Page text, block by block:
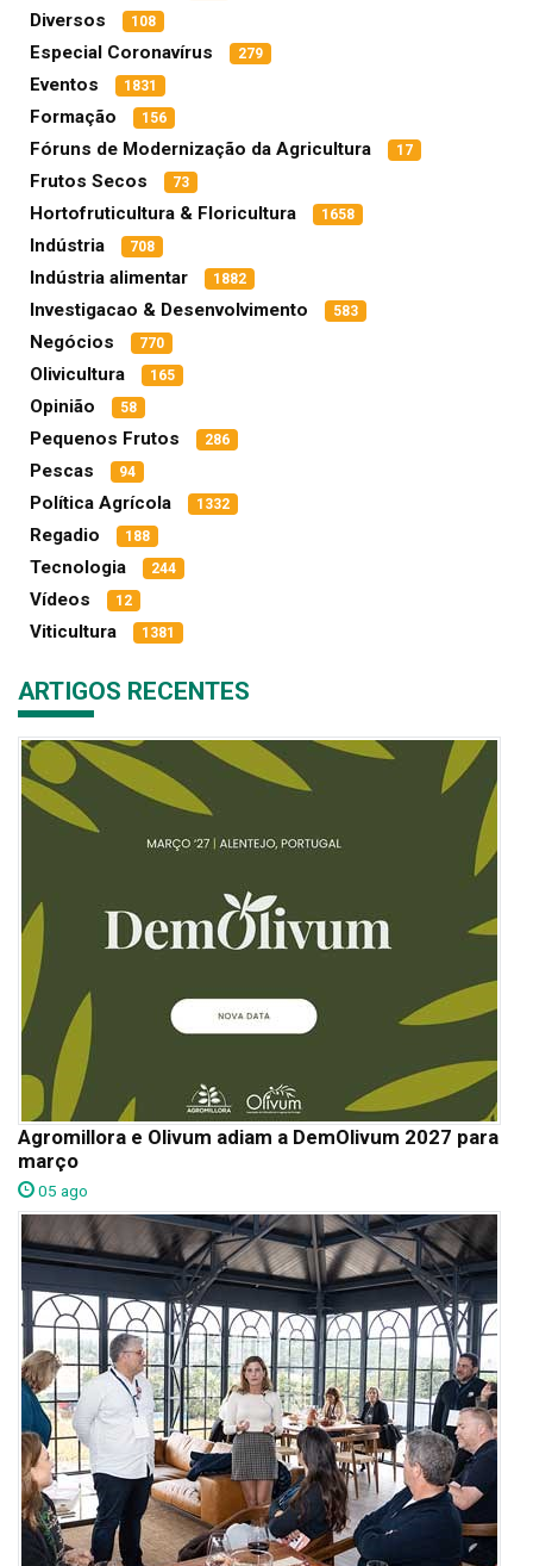
Diversos 108
Especial Coronavírus 279
Eventos 1831
Formação 156
Fóruns de Modernização da Agricultura 17
Frutos Secos 73
Hortofruticultura & Floricultura 1658
Indústria 708
Indústria alimentar 1882
Investigacao & Desenvolvimento 583
Negócios 770
Olivicultura 165
Opinião 58
Pequenos Frutos 286
Pescas 94
Política Agrícola 1332
Regadio 188
Tecnologia 244
Vídeos 12
Viticultura 1381
ARTIGOS RECENTES
Agromillora e Olivum adiam a DemOlivum 2027 para
março
05 ago